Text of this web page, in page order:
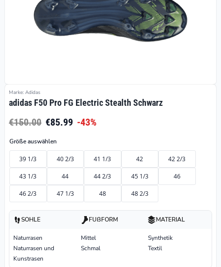
Marke: Adidas
adidas F50 Pro FG Electric Stealth Schwarz
€150.00 €85.99 -43%
Größe auswählen
39 1/3 40 2/3 41 1/3 42 42 2/3
43 1/3 44 44 2/3 45 1/3 46
46 2/3 47 1/3 48 48 2/3
SOHLE
Naturrasen
Naturrasen und
Kunstrasen
FUßFORM
Mittel
Schmal
MATERIAL
Synthetik
Textil